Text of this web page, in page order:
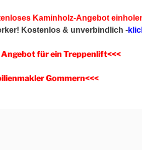
Kaminholz-Angebot
Kostenlos & unverbindlich -
für ein Treppenlift<<<
Gommern<<<